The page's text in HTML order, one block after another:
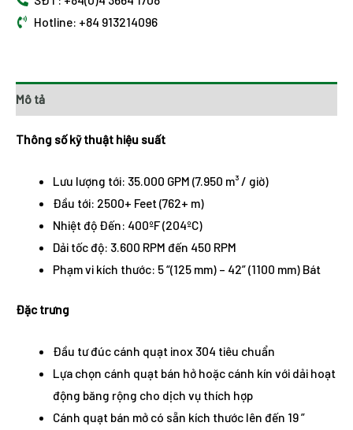
Hotline: +84 913214096
Mô tả
Thông số kỹ thuật hiệu suất
Lưu lượng tới: 35.000 GPM (7.950 m³ / giờ)
Đầu tới: 2500+ Feet (762+ m)
Nhiệt độ Đến: 400ºF (204ºC)
Dải tốc độ: 3.600 RPM đến 450 RPM
Phạm vi kích thước: 5 “(125 mm) – 42” (1100 mm) Bát
Đặc trưng
Đầu tư đúc cánh quạt inox 304 tiêu chuẩn
Lựa chọn cánh quạt bán hở hoặc cánh kín với dải hoạt
động băng rộng cho dịch vụ thích hợp
Cánh quạt bán mở có sẵn kích thước lên đến 19 ”